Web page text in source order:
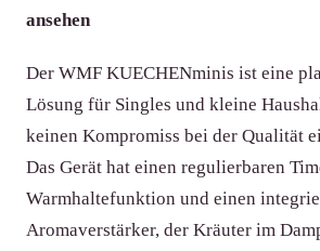
ansehen
Der WMF KUECHENminis ist eine
Lösung für Singles und kleine
keinen Kompromiss bei der Qualität
Das Gerät hat einen regulierbaren
Warmhaltefunktion und einen
Aromaverstärker, der Kräuter im